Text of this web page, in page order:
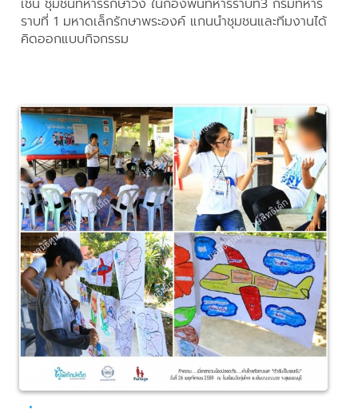
เช่น ชุมชนทหารรักษาวัง ในกองพันทหารราบที่3 กรมทหาร
ราบที่ 1 มหาดเล็กรักษาพระองค์ แกนนำชุมชนและทีมงานได้
คิดออกแบบกิจกรรม